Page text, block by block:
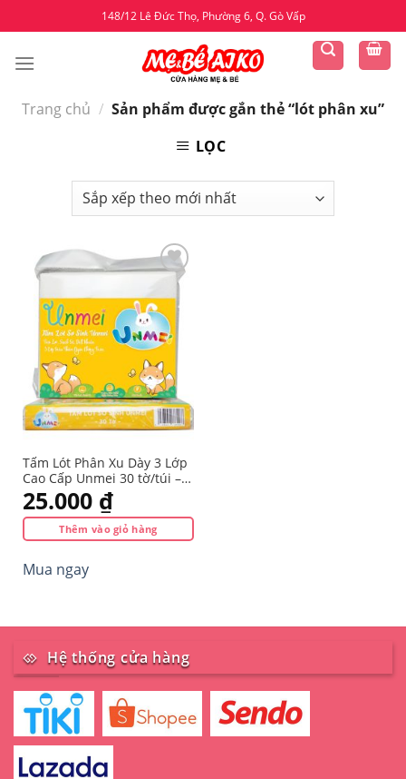
to
content
148/12 Lê Đức Thọ, Phường 6, Q. Gò Vấp
Trang chủ / Sản phẩm được gắn thẻ “lót phân xu”
LỌC
Yêu
thích
Tấm Lót Phân Xu Dày 3 Lớp
Cao Cấp Unmei 30 tờ/túi –
Hàng Chính Hãng
25.000 ₫
Thêm vào giỏ hàng
Mua ngay
Hệ thống cửa hàng